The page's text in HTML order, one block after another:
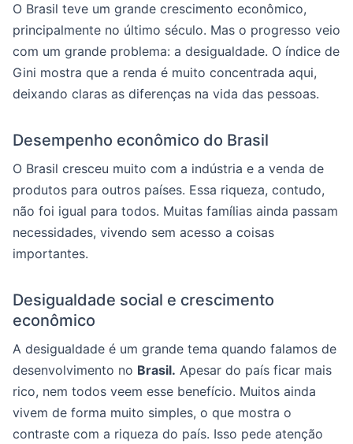
O Brasil teve um grande crescimento econômico,
principalmente no último século. Mas o progresso veio
com um grande problema: a desigualdade. O índice de
Gini mostra que a renda é muito concentrada aqui,
deixando claras as diferenças na vida das pessoas.
Desempenho econômico do Brasil
O Brasil cresceu muito com a indústria e a venda de
produtos para outros países. Essa riqueza, contudo,
não foi igual para todos. Muitas famílias ainda passam
necessidades, vivendo sem acesso a coisas
importantes.
Desigualdade social e crescimento
econômico
A desigualdade é um grande tema quando falamos de
desenvolvimento no Brasil. Apesar do país ficar mais
rico, nem todos veem esse benefício. Muitos ainda
vivem de forma muito simples, o que mostra o
contraste com a riqueza do país. Isso pede atenção